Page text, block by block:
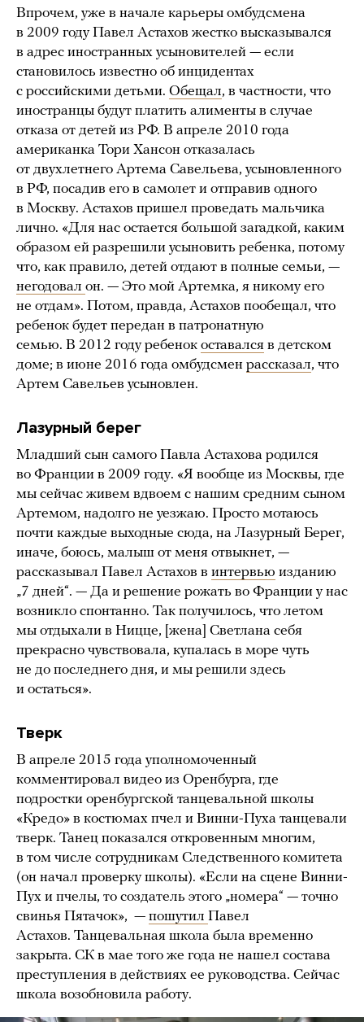
Впрочем, уже в начале карьеры омбудсмена
в 2009 году Павел Астахов жестко высказывался
в адрес иностранных усыновителей — если
становилось известно об инцидентах
с российскими детьми. Обещал, в частности, что
иностранцы будут платить алименты в случае
отказа от детей из РФ. В апреле 2010 года
американка Тори Хансон отказалась
от двухлетнего Артема Савельева, усыновленного
в РФ, посадив его в самолет и отправив одного
в Москву. Астахов пришел проведать мальчика
лично. «Для нас остается большой загадкой, каким
образом ей разрешили усыновить ребенка, потому
что, как правило, детей отдают в полные семьи, —
негодовал он. — Это мой Артемка, я никому его
не отдам». Потом, правда, Астахов пообещал, что
ребенок будет передан в патронатную
семью. В 2012 году ребенок оставался в детском
доме; в июне 2016 года омбудсмен рассказал, что
Артем Савельев усыновлен.
Лазурный берег
Младший сын самого Павла Астахова родился
во Франции в 2009 году. «Я вообще из Москвы, где
мы сейчас живем вдвоем с нашим средним сыном
Артемом, надолго не уезжаю. Просто мотаюсь
почти каждые выходные сюда, на Лазурный Берег,
иначе, боюсь, малыш от меня отвыкнет, —
рассказывал Павел Астахов в интервью изданию
„7 дней“. — Да и решение рожать во Франции у нас
возникло спонтанно. Так получилось, что летом
мы отдыхали в Ницце, [жена] Светлана себя
прекрасно чувствовала, купалась в море чуть
не до последнего дня, и мы решили здесь
и остаться».
Тверк
В апреле 2015 года уполномоченный
комментировал видео из Оренбурга, где
подростки оренбургской танцевальной школы
«Кредо» в костюмах пчел и Винни-Пуха танцевали
тверк. Танец показался откровенным многим,
в том числе сотрудникам Следственного комитета
(он начал проверку школы). «Если на сцене Винни-
Пух и пчелы, то создатель этого „номера“ — точно
свинья Пятачок», — пошутил Павел
Астахов. Танцевальная школа была временно
закрыта. СК в мае того же года не нашел состава
преступления в действиях ее руководства. Сейчас
школа возобновила работу.